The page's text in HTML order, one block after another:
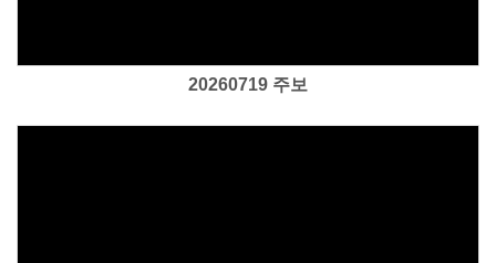
20260719 주보